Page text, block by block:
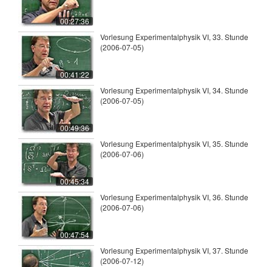
00:27:36
00:41:22
Vorlesung Experimentalphysik VI, 33. Stunde
(2006-07-05)
00:49:36
Vorlesung Experimentalphysik VI, 34. Stunde
(2006-07-05)
00:45:34
Vorlesung Experimentalphysik VI, 35. Stunde
(2006-07-06)
00:47:54
Vorlesung Experimentalphysik VI, 36. Stunde
(2006-07-06)
Vorlesung Experimentalphysik VI, 37. Stunde
(2006-07-12)